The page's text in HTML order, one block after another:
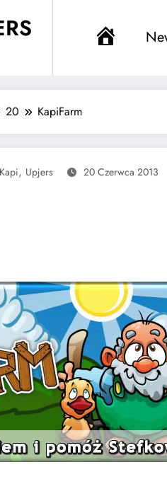
Menu
20 KapiFarm
Kapi, Upjers 20 Czerwca 2013